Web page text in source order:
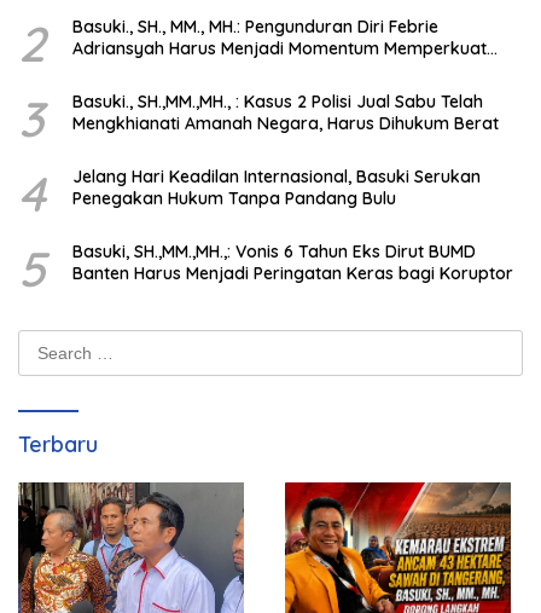
2
Basuki., SH., MM., MH.: Pengunduran Diri Febrie
Adriansyah Harus Menjadi Momentum Memperkuat
3
Basuki., SH.,MM.,MH., : Kasus 2 Polisi Jual Sabu Telah
Mengkhianati Amanah Negara, Harus Dihukum Berat
4
Jelang Hari Keadilan Internasional, Basuki Serukan
Penegakan Hukum Tanpa Pandang Bulu
5
Basuki, SH.,MM.,MH.,: Vonis 6 Tahun Eks Dirut BUMD
Banten Harus Menjadi Peringatan Keras bagi Koruptor
Terbaru